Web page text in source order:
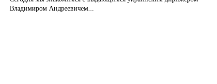
Владимиром Андреевичем...